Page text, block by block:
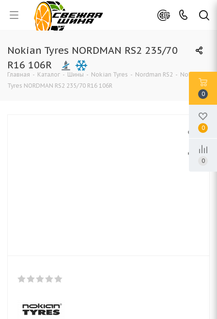
Nokian Tyres NORDMAN RS2 235/70
R16 106R
Главная - Каталог - Шины - Nokian Tyres - Nordman RS2 - Nokian
Tyres NORDMAN RS2 235/70 R16 106R
0
0
0